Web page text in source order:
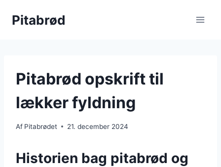
Pitabrød
Pitabrød opskrift til
lækker fyldning
Af Pitabrødet 21. december 2024
Historien bag pitabrød og